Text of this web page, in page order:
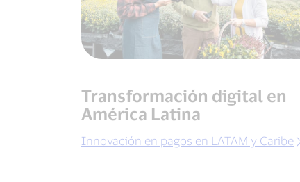
Transformación digital en
América Latina
Innovación en pagos en LATAM y Caribe